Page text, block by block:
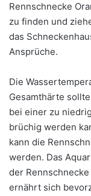
Rennschnecke
zu finden und
das
Ansprüche.
Die
Gesamthärte
bei einer zu
brüchig werden
kann die
werden. Das
der
ernährt sich